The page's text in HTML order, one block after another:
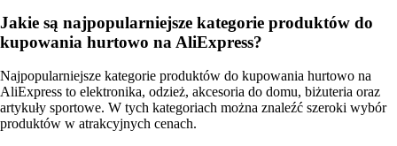
Jakie są najpopularniejsze kategorie produktów do
kupowania hurtowo na AliExpress?
Najpopularniejsze kategorie produktów do kupowania hurtowo na
AliExpress to elektronika, odzież, akcesoria do domu, biżuteria oraz
artykuły sportowe. W tych kategoriach można znaleźć szeroki wybór
produktów w atrakcyjnych cenach.